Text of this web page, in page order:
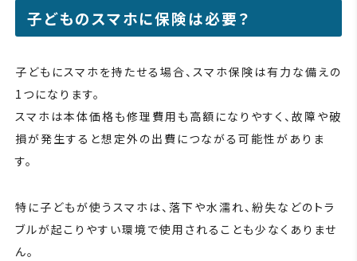
子どものスマホに保険は必要？
子どもにスマホを持たせる場合、スマホ保険は有力な備えの
1つになります。
スマホは本体価格も修理費用も高額になりやすく、故障や破
損が発生すると想定外の出費につながる可能性がありま
す。
特に子どもが使うスマホは、落下や水濡れ、紛失などのトラ
ブルが起こりやすい環境で使用されることも少なくありませ
ん。